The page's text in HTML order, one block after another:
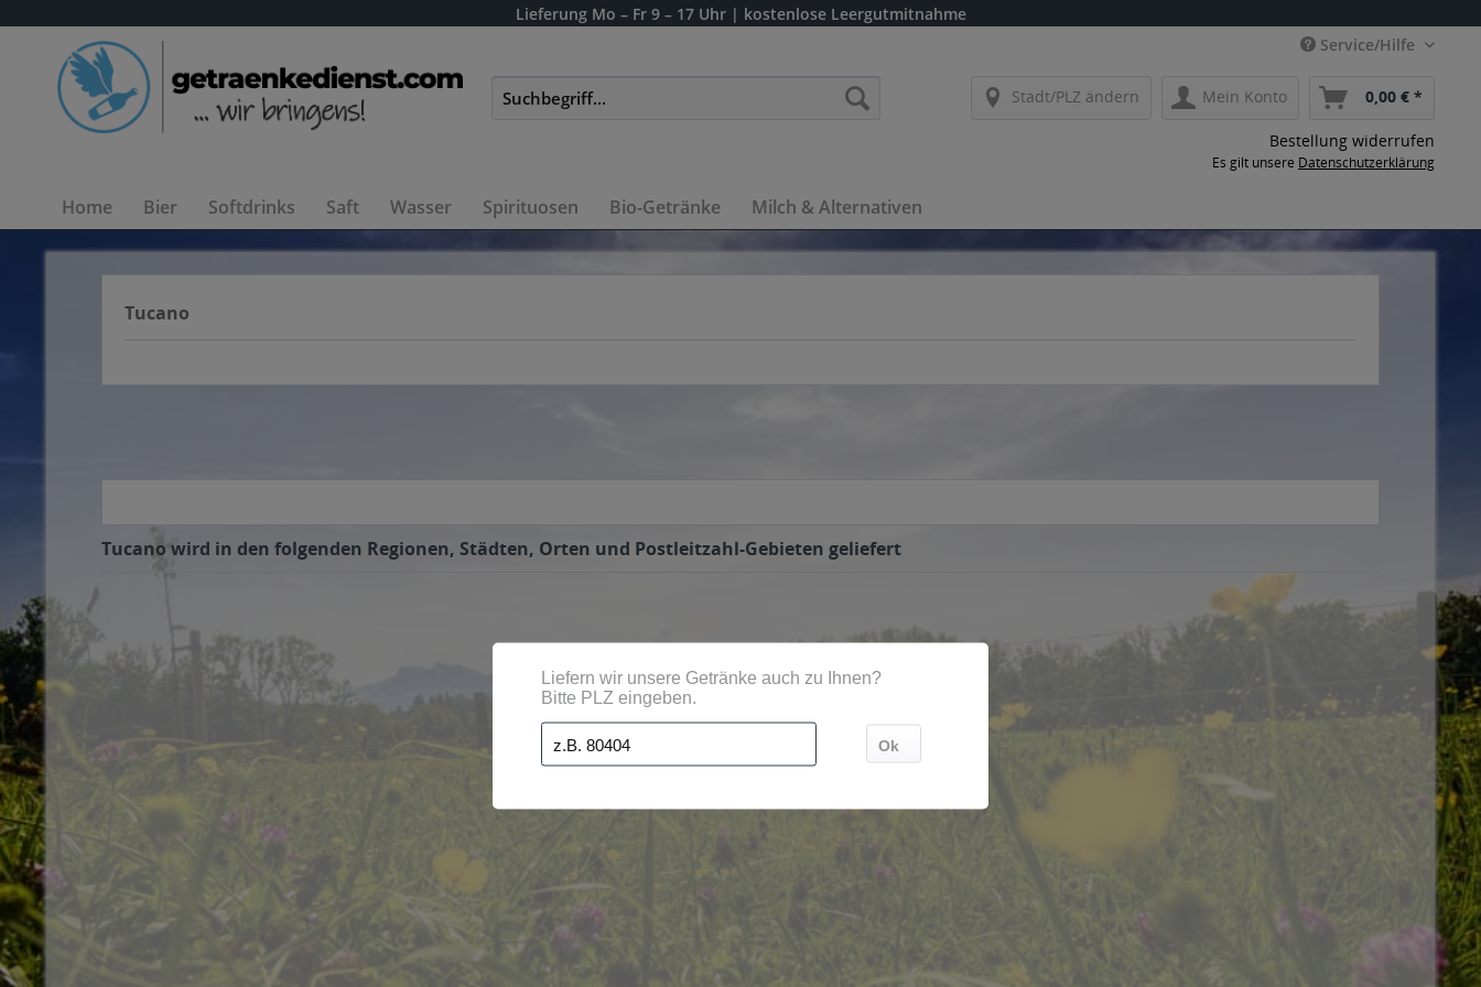
Lieferung Mo – Fr 9 – 17 Uhr | kostenlose Leergutmitnahme
Service/Hilfe
Stadt/PLZ ändern Mein Konto 0,00 € *
Bestellung widerrufen
Es gilt unsere Datenschutzerklärung
Home Bier Softdrinks Saft Wasser Spirituosen Bio-Getränke Milch & Alternativen
Tucano
Tucano wird in den folgenden Regionen, Städten, Orten und Postleitzahl-Gebieten geliefert